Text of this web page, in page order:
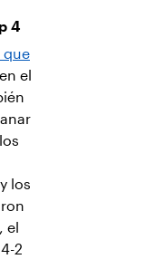
4
que
el
los
el
2